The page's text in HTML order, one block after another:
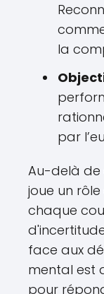
la
par
Au-delà de
joue un
chaque
face aux
mental est
pour